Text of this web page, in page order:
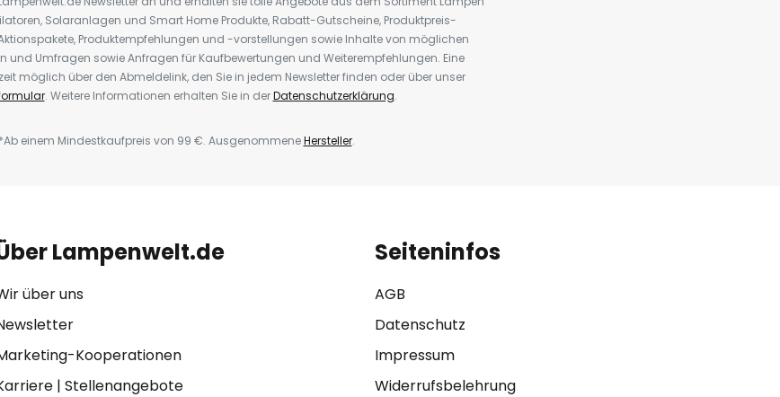
Solaranlagen und Smart Home Produkte, Rabatt-Gutscheine, Produktpreis-
Produktempfehlungen und -vorstellungen sowie Inhalte von möglichen
und Umfragen sowie Anfragen für Kaufbewertungen und Weiterempfehlungen. Eine
möglich über den Abmeldelink, den Sie in jedem Newsletter finden oder über unser
. Weitere Informationen erhalten Sie in derDatenschutzerklärung.
*Ab einem Mindestkaufpreis von 99 €. AusgenommeneHersteller.
Lampenwelt.de
über uns
Kooperationen
| Stellenangebote
Seiteninfos
AGB
Datenschutz
Impressum
Widerrufsbelehrung